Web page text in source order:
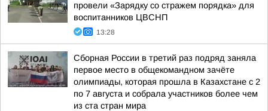
провели «Зарядку со стражем порядка» для
воспитанников ЦВСНП
13:28
Сборная России в третий раз подряд заняла
первое место в общекомандном зачёте
олимпиады, которая прошла в Казахстане с 2
по 7 августа и собрала участников более чем
из ста стран мира